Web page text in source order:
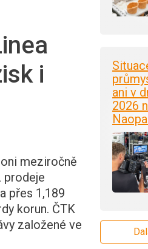
i
meziročně
prodeje
přes 1,189
korun. ČTK
založené ve
ani v
2026